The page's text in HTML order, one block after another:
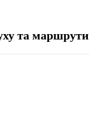
та маршрути